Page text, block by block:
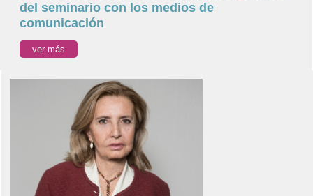
del seminario con los medios de
comunicación
ver más